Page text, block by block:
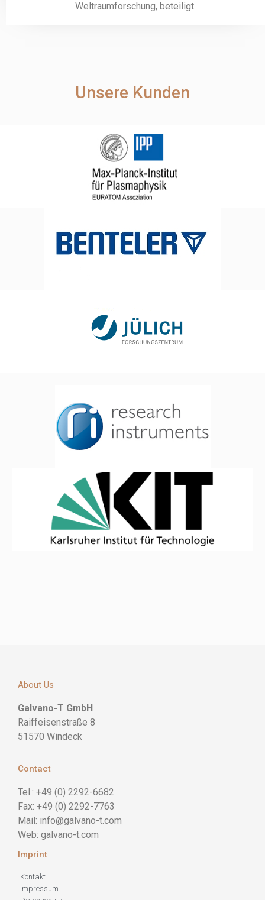
Weltraumforschung, beteiligt.
Unsere Kunden
About Us
Galvano-T GmbH
Raiffeisenstraße 8
51570 Windeck
Contact
Tel.: +49 (0) 2292-6682
Fax: +49 (0) 2292-7763
Mail: info@galvano-t.com
Web: galvano-t.com
Imprint
Kontakt
Impressum